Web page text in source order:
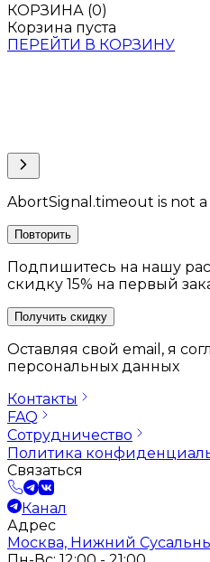
КОРЗИНА (0)
Корзина пуста
ПЕРЕЙТИ В КОРЗИНУ
AbortSignal.timeout is not
Повторить
Подпишитесь на нашу
скидку 15% на первый
Получить скидку
Оставляя свой email, я
персональных данных
Контакты
FAQ
Сотрудничество
Политика
Связаться
Канал
Адрес
Москва, Нижний